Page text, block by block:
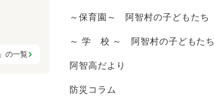
～保育園～ 阿智村の子どもたち
～ 学 校 ～ 阿智村の子どもたち
阿智高だより
防災コラム
の一覧